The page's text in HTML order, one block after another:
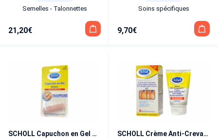
Semelles - Talonnettes
21,20€
Soins spécifiques
9,70€
SCHOLL Capuchon en Gel Orteils SCHOLL Crème Anti-Crevasses K+ 120 ml